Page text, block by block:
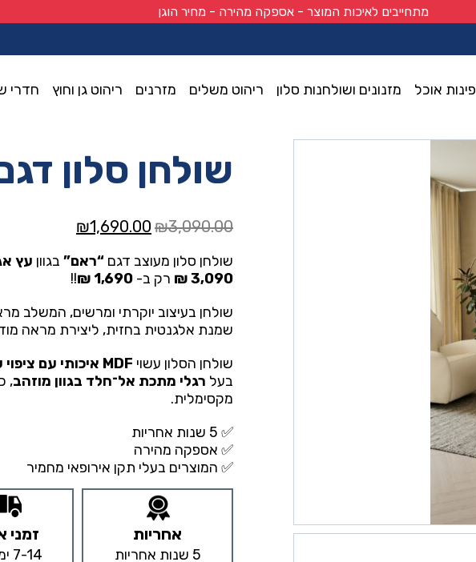
מתחייבים לאיכות המוצר - אספקה מהירה - מחיר הוגן
פינות אוכל מזנונים ושולחנות סלון ריהוט משלים מזרנים ריהוט גן וחוץ חדרי
שולחן סלון
₪3,090.00
המחיר
היה:
₪3,090.00.
₪1,690.00
הוא:
₪1,690.00.
שולחן סלון מעוצב דגם “ראם” בגוון עץ
3,090 ₪
רק ב- 1,690 ₪
!!
שולחן בעיצוב יוקרתי ומרשים, המשלב
שמנת אלגנטית בחזית, ליצירת מראה
שולחן הסלון עשוי MDF איכותי עם ציפוי עמיד בפני שריטות ומים
בעל רגלי מתכת אל־חלד בגוון מוזהב,
מקסימלית.
✅ 5 שנות אחריות
✅ אספקה מהירה
✅ המוצרים בעלי תקן אירופאי מחמיר
אחריות
5 שנות אחריות
זמני
7-14 ימי עסקים